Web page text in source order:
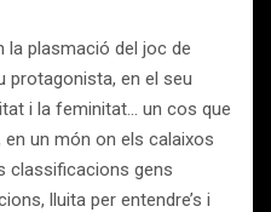
la plasmació del joc de
protagonista, en el seu
i la feminitat… un cos que
en un món on els calaixos
classificacions gens
lluita per entendre’s i